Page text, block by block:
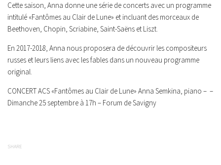
Cette saison, Anna donne une série de concerts avec un programme
intitulé «Fantômes au Clair de Lune» et incluant des morceaux de
Beethoven, Chopin, Scriabine, Saint-Saëns et Liszt.
En 2017-2018, Anna nous proposera de découvrir les compositeurs
russes et leurs liens avec les fables dans un nouveau programme
original.
CONCERT ACS «Fantômes au Clair de Lune» Anna Semkina, piano – –
Dimanche 25 septembre à 17h – Forum de Savigny
SHARE